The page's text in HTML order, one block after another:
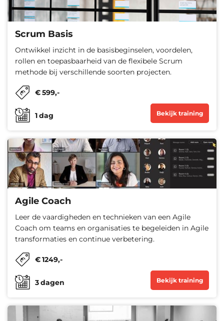
Scrum Basis
Ontwikkel inzicht in de basisbeginselen, voordelen,
rollen en toepasbaarheid van de flexibele Scrum
methode bij verschillende soorten projecten.
€599,-
1dag Bekijk training
Agile Coach
Leer de vaardigheden en technieken van een Agile
Coach om teams en organisaties te begeleiden in Agile
transformaties en continue verbetering.
€1249,-
3dagen Bekijk training